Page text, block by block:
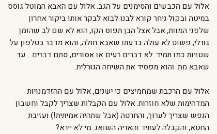
אלול עם הכבשים והסימנים על הגב. אלול עם האבא המוטל גוסס
במיטה ובקול ניחר קורא לבנו לבוא לבקר אותו ביקור אחרון
שלפני המוות, אבל אצל הבן תפוס הקו, הוא לא שם לב שהזמן
גורלי, פשוט לא עולה בדעתו שאבא חולה, והוא מדבר בטלפון על
שטויות כמו תמיד. לא דברים רעים או אסורים, סתם דברים... עד
שאבא מת. והוא מפסיד את השיחה הגורלית.
אלול עם הרכבת שמחמיצים כי ישנים, אלול עם ההזדמנויות
המדהימות שלא חוזרות. אלול עם הקבלות שצריך לקבל וחשבון
הנפש שצריך לערוך, והחרטה (אבל שתהיה אמיתית!) ועזיבת
החטא, והקבלה לעתיד והאריה השואג. מי לא יירא?